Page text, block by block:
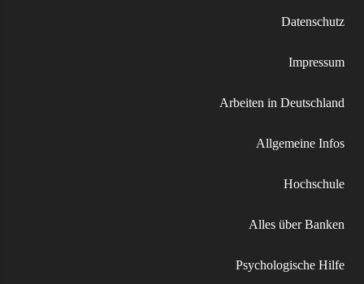
Datenschutz
Impressum
Arbeiten in Deutschland
Allgemeine Infos
Hochschule
Alles über Banken
Psychologische Hilfe